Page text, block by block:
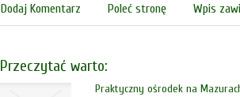
Dodaj Komentarz Poleć stronę Wpis
Przeczytać warto:
Praktyczny ośrodek na